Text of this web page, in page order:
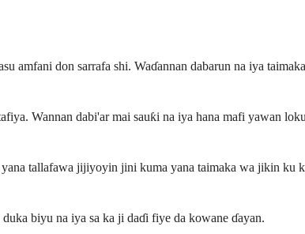
amfani don sarrafa shi. Waɗannan dabarun na iya
Wannan dabi'ar mai sauƙi na iya hana mafi yawan
tallafawa jijiyoyin jini kuma yana taimaka wa jikin
biyu na iya sa ka ji daɗi fiye da kowane ɗayan.